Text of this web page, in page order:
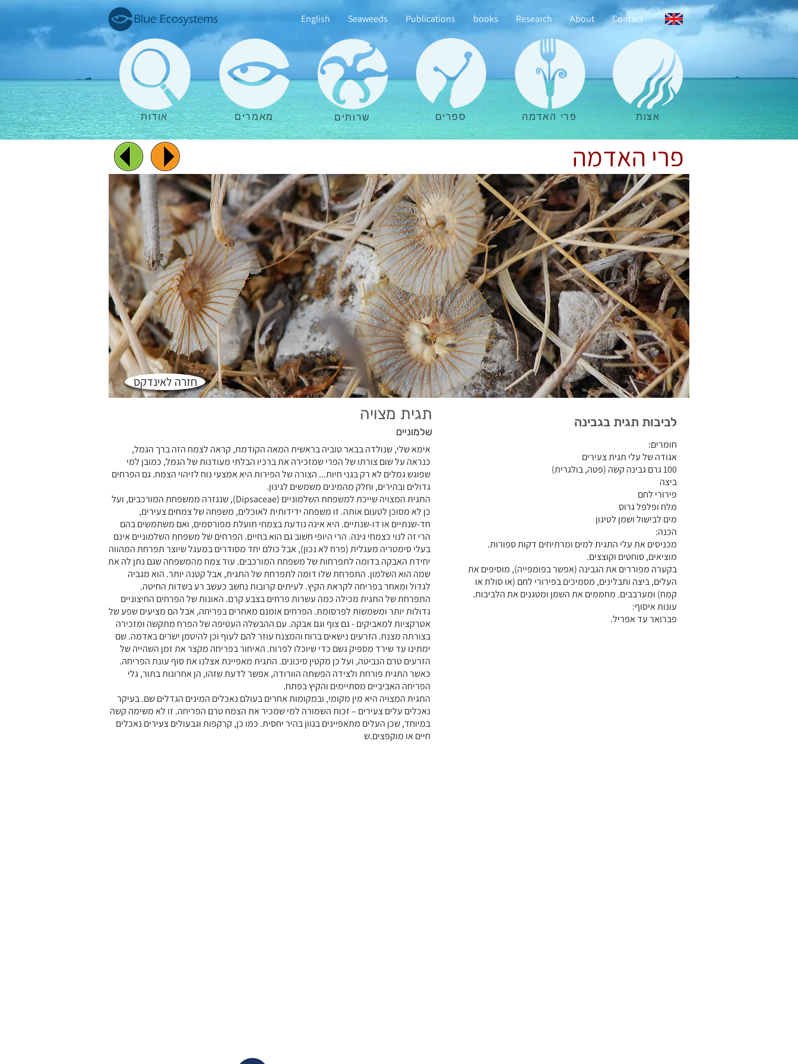
פרי האדמה
אימא שלי, שנולדה בבאר טוביה בראשית המאה הקודמת, קראה לצמח הזה ברך הגמל,
כנראה על שום צורתו של הפרי שמזכירה את ברכיו הבלתי מעודנות של הגמל, כמובן למי
שפוגש גמלים לא רק בגני חיות... הצורה של הפירות היא אמצעי נוח לזיהוי הצמח. גם הפרחים
גדולים ובהירים, וחלק מהמינים משמשים לגינון.
התגית המצויה שייכת למשפחת השלמוניים (Dipsaceae), שנגזרה ממשפחת המורכבים, ועל
כן לא מסוכן לטעום אותה. זו משפחה ידידותית לאוכלים, משפחה של צמחים צעירים,
חד-שנתיים או דו-שנתיים. היא אינה נודעת בצמחי תועלת מפורסמים, ואם משתמשים בהם
הרי זה לנוי כצמחי גינה. הרי היופי חשוב גם הוא בחיים. הפרחים של משפחת השלמוניים אינם
בעלי סימטריה מעגלית (פרח לא נכון), אבל כולם יחד מסודרים במעגל שיוצר תפרחת המהווה
יחידת האבקה בדומה לתפרחות של משפחת המורכבים. עוד צמח מהמשפחה שגם נתן לה את
שמה הוא השלמון. התפרחת שלו דומה לתפרחת של התגית, אבל קטנה יותר. הוא מגביה
לגדול ומאחר בפריחה לקראת הקיץ. לעיתים קרובות נחשב כעשב רע בשדות החיטה.
התפרחת של התגית מכילה כמה עשרות פרחים בצבע קרם. האונות של הפרחים החיצוניים
גדולות יותר ומשמשות לפרסומת. הפרחים אומנם מאחרים בפריחה, אבל הם מציעים שפע של
אטרקציות למאביקים - גם צוף וגם אבקה. עם ההבשלה העטיפה של הפרח מתקשה ומזכירה
בצורתה מצנח. הזרעים נישאים ברוח והמצנח עוזר להם לעוף וכן להיטמן ישרים באדמה. שם
ימתינו עד שירד מספיק גשם כדי שיוכלו לפרוח. האיחור בפריחה מקצר את זמן השהייה של
הזרעים טרם הנביטה, ועל כן מקטין סיכונים. התגית מאפיינת אצלנו את סוף עונת הפריחה.
כאשר התגית פורחת ולצידה הפשתה הוורודה, אפשר לדעת שזהו, הן אחרונות בתור, גלי
הפריחה האביביים מסתיימים והקיץ בפתח.
התגית המצויה היא מין מקומי, ובמקומות אחרים בעולם נאכלים המינים הגדלים שם. בעיקר
נאכלים עלים צעירים – זכות השמורה למי שמכיר את הצמח טרם הפריחה. זו לא משימה קשה
במיוחד, שכן העלים מתאפיינים בגוון בהיר יחסית. כמו כן, קרקפות וגבעולים צעירים נאכלים
חיים או מוקפצים.ש
תגית מצויה
שלמוניים
חומרים:
אגודה של עלי תגית צעירים
100 גרם גבינה קשה (פטה, בולגרית)
ביצה
פירורי לחם
מלח ופלפל גרוס
מים לבישול ושמן לטיגון
הכנה:
מכניסים את עלי התגית למים ומרתיחים דקות ספורות.
מוציאים, סוחטים וקוצצים.
בקערה מפוררים את הגבינה (אפשר בפומפייה), מוסיפים את
העלים, ביצה ותבלינים, מסמיכים בפירורי לחם (או סולת או
קמח) ומערבבים. מחממים את השמן ומטגנים את הלביבות.
עונות איסוף:
פברואר עד אפריל.
חזרה לאינדקס
לביבות תגית בגבינה
English Seaweeds Publications books Research About Contact
אודות מאמרים שרותים ספרים פרי האדמה אצות